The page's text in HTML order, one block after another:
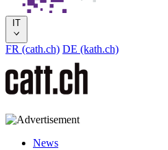
IT
FR (cath.ch) DE (kath.ch)
News